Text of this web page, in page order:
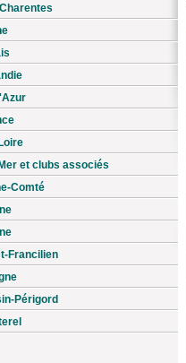
et clubs associés
Comté
Francilien
Périgord